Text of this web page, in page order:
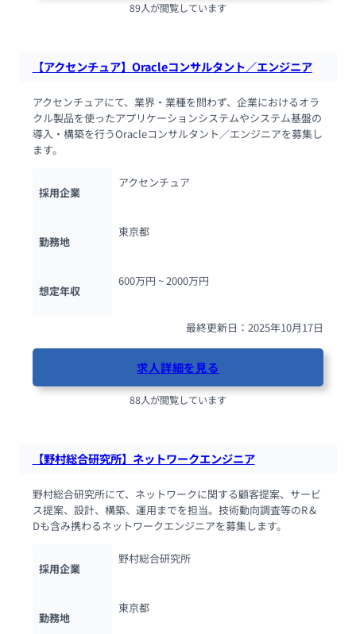
89人が閲覧しています
【アクセンチュア】Oracleコンサルタント／エンジニア
アクセンチュアにて、業界・業種を問わず、企業におけるオラ
クル製品を使ったアプリケーションシステムやシステム基盤の
導入・構築を行うOracleコンサルタント／エンジニアを募集し
ます。
採用企業
アクセンチュア
勤務地
東京都
想定年収
600万円 ~ 2000万円
最終更新日：2025年10月17日
求人詳細を見る
88人が閲覧しています
【野村総合研究所】ネットワークエンジニア
野村総合研究所にて、ネットワークに関する顧客提案、サービ
ス提案、設計、構築、運用までを担当。技術動向調査等のR＆
Dも含み携わるネットワークエンジニアを募集します。
採用企業
野村総合研究所
勤務地
東京都